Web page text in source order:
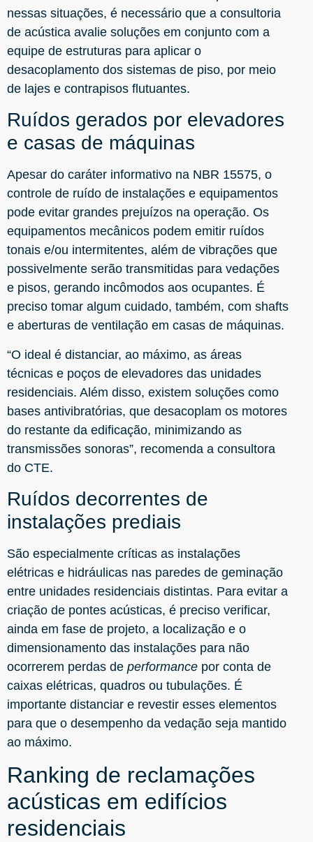
nessas situações, é necessário que a consultoria
de acústica avalie soluções em conjunto com a
equipe de estruturas para aplicar o
desacoplamento dos sistemas de piso, por meio
de lajes e contrapisos flutuantes.
Ruídos gerados por elevadores
e casas de máquinas
Apesar do caráter informativo na NBR 15575, o
controle de ruído de instalações e equipamentos
pode evitar grandes prejuízos na operação. Os
equipamentos mecânicos podem emitir ruídos
tonais e/ou intermitentes, além de vibrações que
possivelmente serão transmitidas para vedações
e pisos, gerando incômodos aos ocupantes. É
preciso tomar algum cuidado, também, com shafts
e aberturas de ventilação em casas de máquinas.
“O ideal é distanciar, ao máximo, as áreas
técnicas e poços de elevadores das unidades
residenciais. Além disso, existem soluções como
bases antivibratórias, que desacoplam os motores
do restante da edificação, minimizando as
transmissões sonoras”, recomenda a consultora
do CTE.
Ruídos decorrentes de
instalações prediais
São especialmente críticas as instalações
elétricas e hidráulicas nas paredes de geminação
entre unidades residenciais distintas. Para evitar a
criação de pontes acústicas, é preciso verificar,
ainda em fase de projeto, a localização e o
dimensionamento das instalações para não
ocorrerem perdas de performance por conta de
caixas elétricas, quadros ou tubulações. É
importante distanciar e revestir esses elementos
para que o desempenho da vedação seja mantido
ao máximo.
Ranking de reclamações
acústicas em edifícios
residenciais